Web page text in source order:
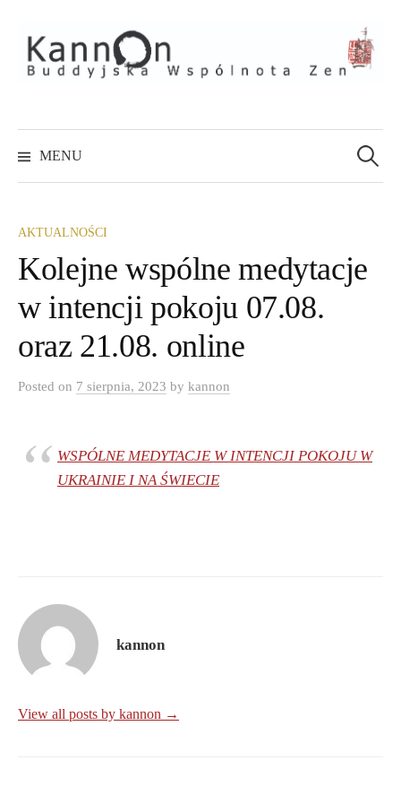
to
content
MENU
AKTUALNOŚCI
Kolejne wspólne medytacje
w intencji pokoju 07.08.
oraz 21.08. online
Posted on 7 sierpnia, 2023 by kannon
WSPÓLNE MEDYTACJE W INTENCJI POKOJU W
UKRAINIE I NA ŚWIECIE
kannon
View all posts by kannon →